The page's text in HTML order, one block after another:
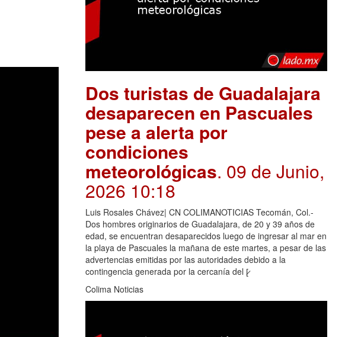
Dos turistas de Guadalajara
desaparecen en Pascuales
pese a alerta por
condiciones
meteorológicas. 09 de Junio,
2026 10:18
Luis Rosales Chávez| CN COLIMANOTICIAS Tecomán, Col.-
Dos hombres originarios de Guadalajara, de 20 y 39 años de
edad, se encuentran desaparecidos luego de ingresar al mar en
la playa de Pascuales la mañana de este martes, a pesar de las
advertencias emitidas por las autoridades debido a la
contingencia generada por la cercanía del [̷
Colima Noticias